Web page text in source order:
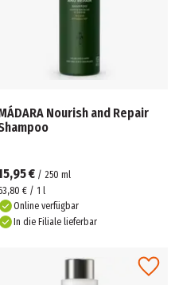
Nourish and Repair
€ / 250 ml
€ / 1 l
Online verfügbar
In die Filiale lieferbar